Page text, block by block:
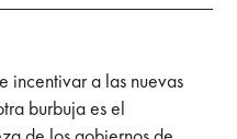
incentivar a las nuevas
burbuja es el